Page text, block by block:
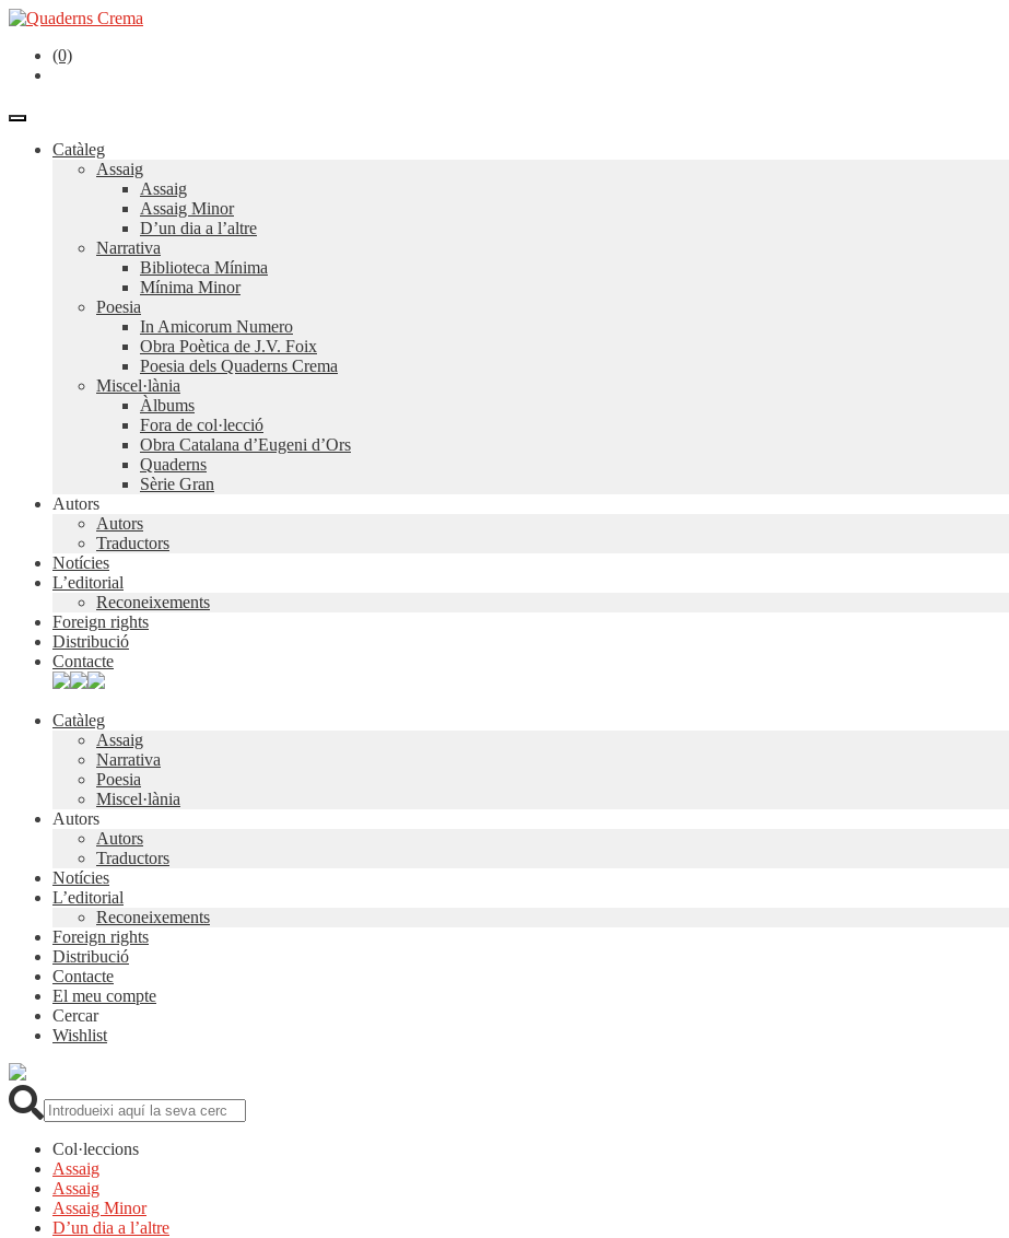
(0)
Catàleg
Assaig
Assaig
Assaig Minor
D’un dia a l’altre
Narrativa
Biblioteca Mínima
Mínima Minor
Poesia
In Amicorum Numero
Obra Poètica de J.V. Foix
Poesia dels Quaderns Crema
Miscel·lània
Àlbums
Fora de col·lecció
Obra Catalana d’Eugeni d’Ors
Quaderns
Sèrie Gran
Autors
Autors
Traductors
Notícies
L’editorial
Reconeixements
Foreign rights
Distribució
Contacte
Catàleg
Assaig
Narrativa
Poesia
Miscel·lània
Autors
Autors
Traductors
Notícies
L’editorial
Reconeixements
Foreign rights
Distribució
Contacte
El meu compte
Cercar
Wishlist
Col·leccions
Assaig
Assaig
Assaig Minor
D’un dia a l’altre